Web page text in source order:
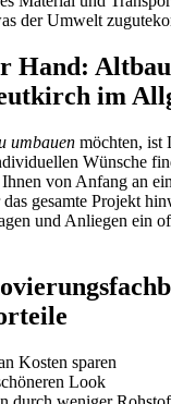
der Umwelt
Hand:
im
umbauen möchten, ist
Wünsche
von Anfang an
gesamte Projekt
und Anliegen ein
Kosten sparen
Look